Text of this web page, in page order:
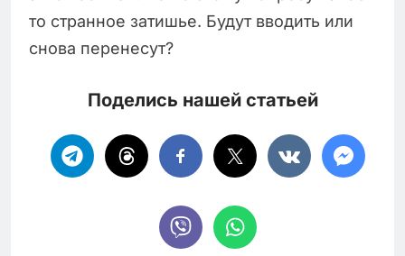
то странное затишье. Будут вводить или
снова перенесут?
Поделись нашей статьей